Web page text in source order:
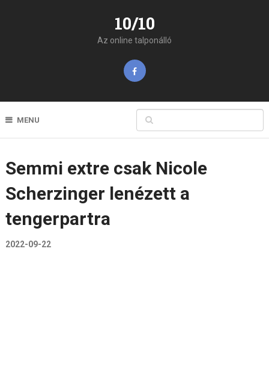
10/10
Az online talponálló
MENU
Semmi extre csak Nicole
Scherzinger lenézett a
tengerpartra
2022-09-22